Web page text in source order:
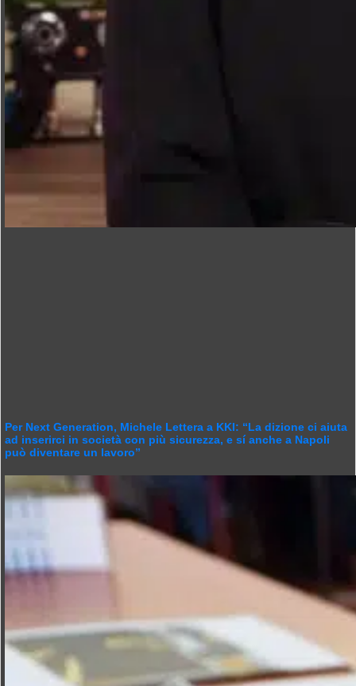
Per Next Generation, Michele Lettera a KKI: “La dizione ci aiuta
ad inserirci in società con più sicurezza, e sí anche a Napoli
può diventare un lavoro”